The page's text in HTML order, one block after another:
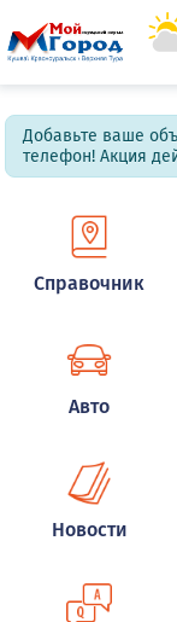
Добавьте ваше
телефон! Акция
Справочник
Авто
Новости